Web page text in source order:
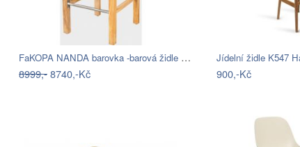
FaKOPA NANDA barovka -barová židle z…
8999,-8740,-Kč
Jídelní židle K547
900,-Kč